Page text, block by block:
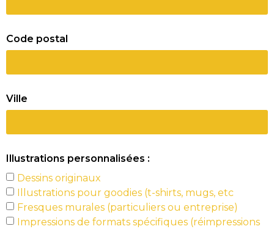
Code postal
Ville
Illustrations personnalisées :
Dessins originaux
Illustrations pour goodies (t-shirts, mugs, etc
Fresques murales (particuliers ou entreprise)
Impressions de formats spécifiques (réimpressions